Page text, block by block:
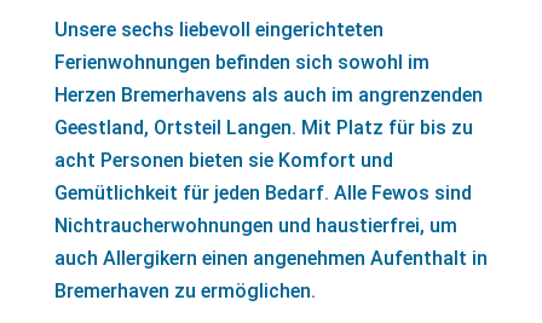
Unsere sechs liebevoll eingerichteten
Ferienwohnungen befinden sich sowohl im
Herzen Bremerhavens als auch im angrenzenden
Geestland, Ortsteil Langen. Mit Platz für bis zu
acht Personen bieten sie Komfort und
Gemütlichkeit für jeden Bedarf. Alle Fewos sind
Nichtraucherwohnungen und haustierfrei, um
auch Allergikern einen angenehmen Aufenthalt in
Bremerhaven zu ermöglichen.